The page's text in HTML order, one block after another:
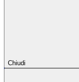
Chiudi